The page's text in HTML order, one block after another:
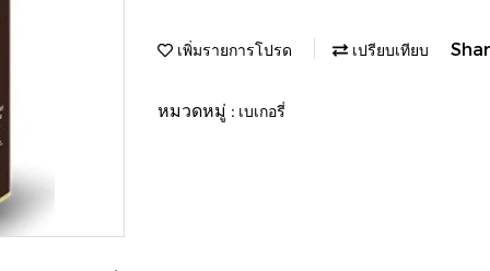
เพิ่มรายการโปรด เปรียบเทียบ
หมวดหมู่ : เบเกอรี่